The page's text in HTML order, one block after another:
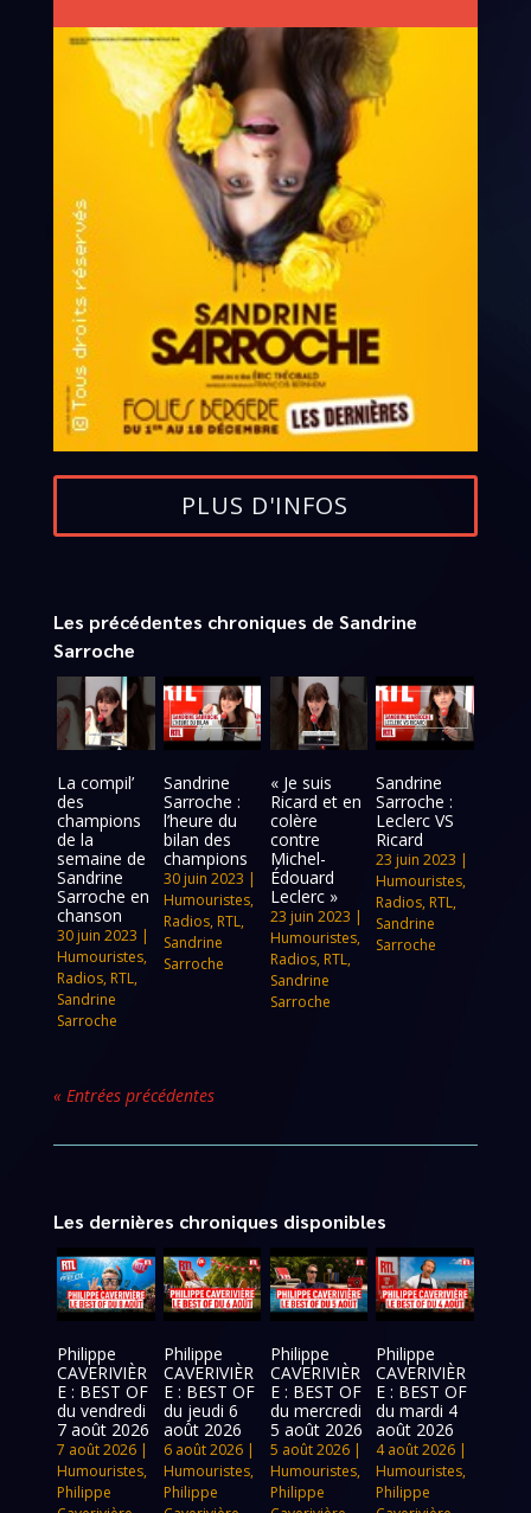
PLUS D'INFOS
Les précédentes chroniques de Sandrine
Sarroche
La compil’
des
champions
de la
semaine de
Sandrine
Sarroche en
chanson
30 juin 2023 |
Humouristes,
Radios, RTL,
Sandrine
Sarroche
Sandrine
Sarroche :
l’heure du
bilan des
champions
30 juin 2023 |
Humouristes,
Radios, RTL,
Sandrine
Sarroche
« Je suis
Ricard et en
colère
contre
Michel-
Édouard
Leclerc »
23 juin 2023 |
Humouristes,
Radios, RTL,
Sandrine
Sarroche
Sandrine
Sarroche :
Leclerc VS
Ricard
23 juin 2023 |
Humouristes,
Radios, RTL,
Sandrine
Sarroche
« Entrées précédentes
Les dernières chroniques disponibles
Philippe
CAVERIVIÈR
E : BEST OF
du vendredi
7 août 2026
7 août 2026 |
Humouristes,
Philippe
Philippe
CAVERIVIÈR
E : BEST OF
du jeudi 6
août 2026
6 août 2026|
Humouristes,
Philippe
Philippe
CAVERIVIÈR
E : BEST OF
du mercredi
5 août 2026
5 août 2026|
Humouristes,
Philippe
Philippe
CAVERIVIÈR
E : BEST OF
du mardi 4
août 2026
4 août 2026 |
Humouristes,
Philippe